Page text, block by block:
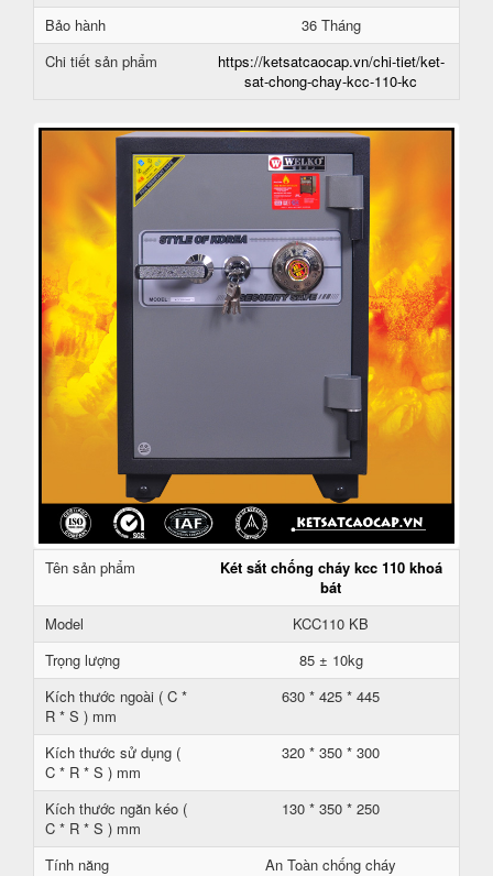
Bảo hành
36 Tháng
Chi tiết sản phẩm
https://ketsatcaocap.vn/chi-tiet/ket-
sat-chong-chay-kcc-110-kc
Tên sản phẩm
Két sắt chống cháy kcc 110 khoá
bát
Model
KCC110 KB
Trọng lượng
85 ± 10kg
Kích thước ngoài ( C *
R * S ) mm
630 * 425 * 445
Kích thước sử dụng (
C * R * S ) mm
320 * 350 * 300
Kích thước ngăn kéo (
C * R * S ) mm
130 * 350 * 250
Tính năng
An Toàn chống cháy